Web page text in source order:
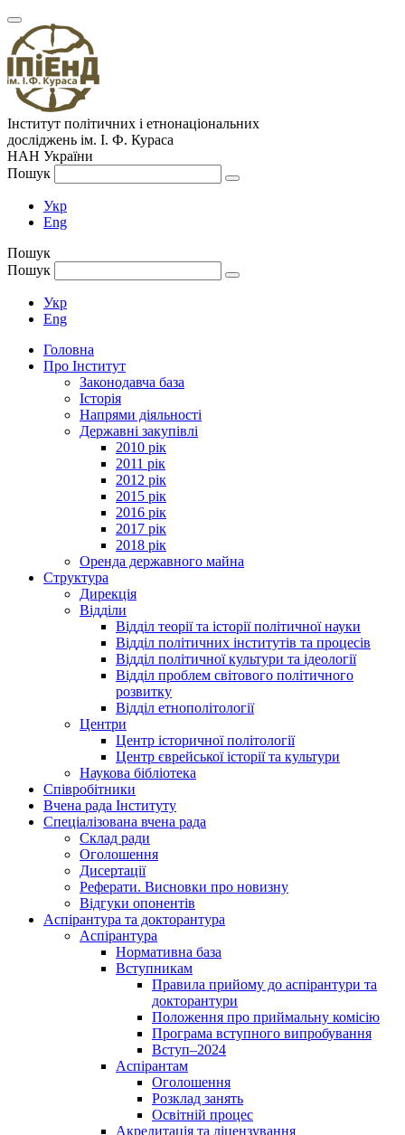
Інститут політичних і етнонаціональних
досліджень ім. І. Ф. Кураса
НАН України
Пошук
Укр
Eng
Пошук
Пошук
Укр
Eng
Головна
Про Інститут
Законодавча база
Історія
Напрями діяльності
Державні закупівлі
2010 рік
2011 рік
2012 рік
2015 рік
2016 рік
2017 рік
2018 рік
Оренда державного майна
Структура
Дирекція
Відділи
Відділ теорії та історії політичної науки
Відділ політичних інститутів та процесів
Відділ політичної культури та ідеології
Відділ проблем світового політичного
розвитку
Відділ етнополітології
Центри
Центр історичної політології
Центр єврейської історії та культури
Наукова бібліотека
Співробітники
Вчена рада Інституту
Спеціалізована вчена рада
Склад ради
Оголошення
Дисертації
Реферати. Висновки про новизну
Відгуки опонентів
Аспірантура та докторантура
Аспірантура
Нормативна база
Вступникам
Правила прийому до аспірантури та
докторантури
Положення про приймальну комісію
Програма вступного випробування
Вступ–2024
Аспірантам
Оголошення
Розклад занять
Освітній процес
Акредитація та ліцензування